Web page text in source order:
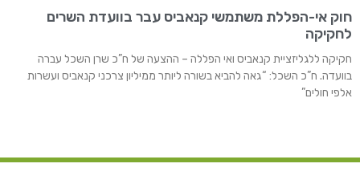
חוק אי-הפללת משתמשי קנאביס עבר בוועדת השרים
לחקיקה
חקיקה ללגליזציית קנאביס ואי הפללה – ההצעה של ח”כ שרן השכל עברה
בוועדה. ח”כ השכל: “גאה להביא בשורה ליותר ממיליון צרכני קנאביס ועשרות
אלפי חולים”